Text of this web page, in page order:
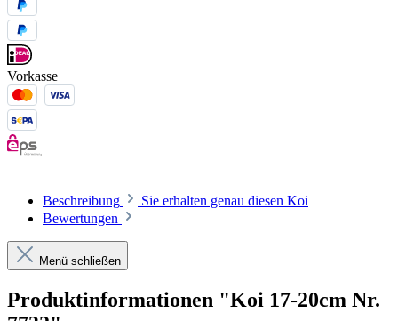
Vorkasse
Beschreibung
Sie erhalten genau diesen Koi
Bewertungen
Menü schließen
Produktinformationen "Koi 17-20cm Nr.